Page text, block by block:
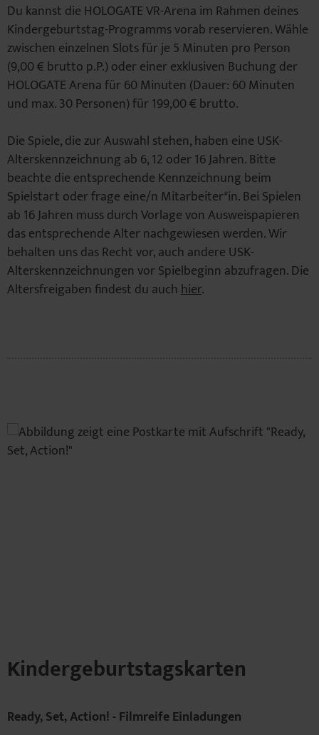
Du kannst die HOLOGATE VR-Arena im Rahmen deines
Kindergeburtstag-Programms vorab reservieren. Wähle
zwischen einzelnen Slots für je 5 Minuten pro Person
(9,00 € brutto p.P.) oder einer exklusiven Buchung der
HOLOGATE Arena für 60 Minuten (Dauer: 60 Minuten
und max. 30 Personen) für 199,00 € brutto.
Die Spiele, die zur Auswahl stehen, haben eine USK-
Alterskennzeichnung ab 6, 12 oder 16 Jahren. Bitte
beachte die entsprechende Kennzeichnung beim
Spielstart oder frage eine/n Mitarbeiter*in. Bei Spielen
ab 16 Jahren muss durch Vorlage von Ausweispapieren
das entsprechende Alter nachgewiesen werden. Wir
behalten uns das Recht vor, auch andere USK-
Alterskennzeichnungen vor Spielbeginn abzufragen. Die
Altersfreigaben findest du auch hier.
Kindergeburtstagskarten
Ready, Set, Action! - Filmreife Einladungen